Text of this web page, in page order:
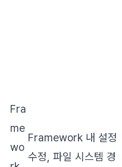
Fra
me
wo
Framework 내 설정
수정, 파일 시스템 경